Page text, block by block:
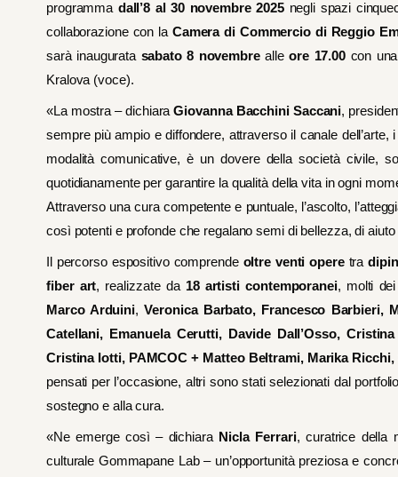
programma dall’8 al 30 novembre 2025 negli spazi
collaborazione con la Camera di Commercio di Reggio
sarà inaugurata sabato 8 novembrealleore 17.00 con
Kralova (voce).
«La mostra – dichiaraGiovanna Bacchini Saccani,
sempre più ampio e diffondere, attraverso il canale
modalità comunicative, è un dovere della società civile,
quotidianamente per garantire la qualità della vita in ogni
Attraverso una cura competente e puntuale, l’ascolto,
così potenti e profonde che regalano semi di bellezza, di
Il percorso espositivo comprende oltre venti operetra
fiber art, realizzate da 18 artisti contemporanei, molti
Marco Arduini,Veronica Barbato, Francesco Barbieri,
Catellani, Emanuela Cerutti, Davide Dall’Osso,
Cristina Iotti, PAMCOC + Matteo Beltrami, Marika
pensati per l’occasione, altri sono stati selezionati dal
sostegno e alla cura.
«Ne emerge così – dichiara Nicla Ferrari, curatrice della
culturale Gommapane Lab – un’opportunità preziosa e